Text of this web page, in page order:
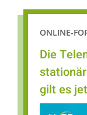
ONLINE-
Die
gilt es